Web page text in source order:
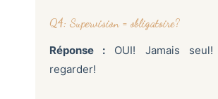
Q4: Supervision = obligatoire?
Réponse : OUI! Jamais seul!
regarder!